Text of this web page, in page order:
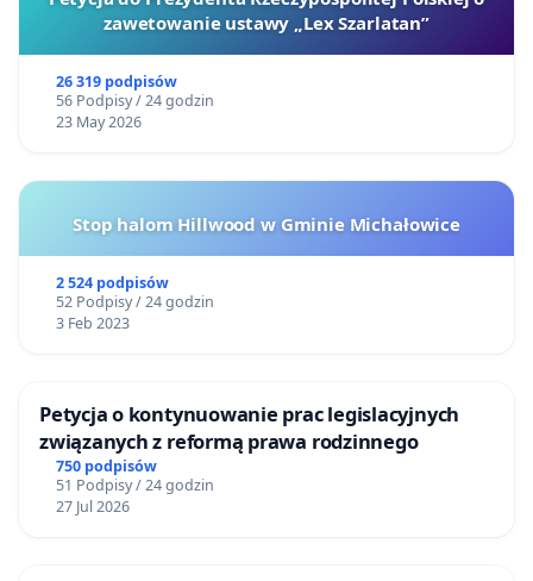
zawetowanie ustawy „Lex Szarlatan”
26 319 podpisów
56 Podpisy / 24 godzin
23 May 2026
Stop halom Hillwood w Gminie Michałowice
2 524 podpisów
52 Podpisy / 24 godzin
3 Feb 2023
Petycja o kontynuowanie prac legislacyjnych
związanych z reformą prawa rodzinnego
750 podpisów
51 Podpisy / 24 godzin
27 Jul 2026